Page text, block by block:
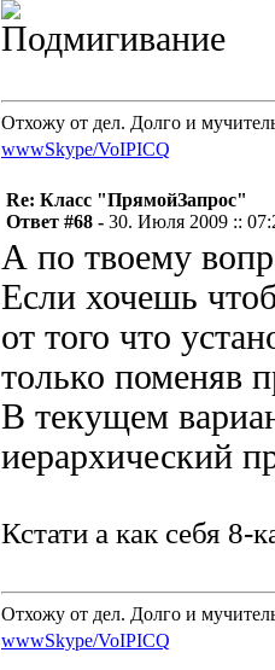
Отхожу от дел. Долго и
wwwSkype/VoIPICQ
Re: Класс "ПрямойЗапрос"
Ответ #68 - 30. Июля 2009 ::
А по твоему
Если хочешь
от того что
только поменяв
В текущем
иерархический
Кстати а как себя 8-
Отхожу от дел. Долго и
wwwSkype/VoIPICQ